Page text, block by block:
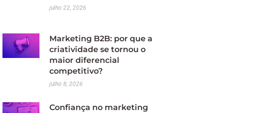
julho 22, 2026
Marketing B2B: por que a
criatividade se tornou o
maior diferencial
competitivo?
julho 8, 2026
Confiança no marketing